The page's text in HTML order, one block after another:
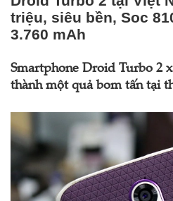
triệu, siêu bền, Soc
3.760 mAh
Smartphone Droid Turbo 2
thành một quả bom tấn tại